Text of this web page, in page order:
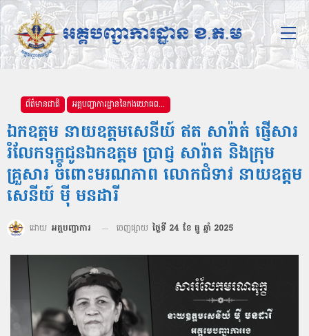
ព័ត៌មានជាតិ អគ្គបញ្ជាការដ្ឋាននៃកងយោធពលខេមរភូមិន្ទ
ឯកឧត្ដម នាយឧត្ដមសេនីយ៍ ឥត សារ៉ាត់ ផ្ញើសារ
រំលែកទុក្ខជូនឯកឧត្ដម ប្រាជ្ញ សារ៉ាត និងក្រុម
គ្រួសារ ចំពោះមរណភាព លោកជំទាវ នាយឧត្ដម
សេនីយ៍ ម៉ី មនដារី
ដោយ អគ្គបញ្ជាការ ចេញផ្សាយ ថ្ងៃទី 24 ខែ ធ្នូ ឆ្នាំ 2025